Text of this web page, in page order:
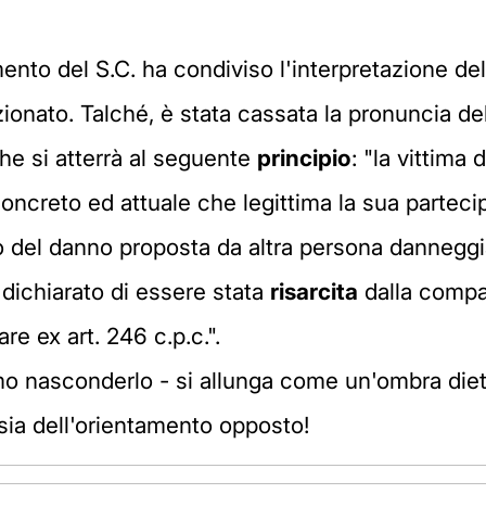
del S.C. ha condiviso l'interpretazione
Talché, è stata cassata la pronuncia
si atterrà al seguente principio: "la vittima
ed attuale che legittima la sua
danno proposta da altra persona
di essere stata risarcita dalla
ex art. 246 c.p.c.".
nasconderlo - si allunga come un'ombra
dell'orientamento opposto!